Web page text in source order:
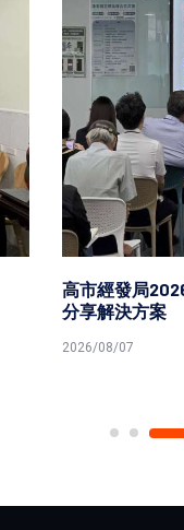
高市經發局2026淨
分享解決方案
2026/08/07